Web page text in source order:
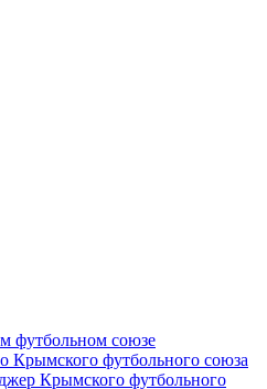
футбольном союзе
Крымского футбольного союза
Крымского футбольного